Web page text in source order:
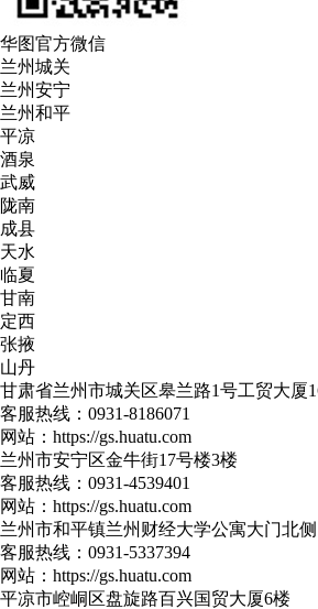
华图官方微信
兰州城关
兰州安宁
兰州和平
平凉
酒泉
武威
陇南
成县
天水
临夏
甘南
定西
张掖
山丹
甘肃省兰州市城关区皋兰路1号工贸大厦
客服热线： 0931-8186071
网站： https://gs.huatu.com
兰州市安宁区金牛街17号楼3楼
客服热线： 0931-4539401
网站： https://gs.huatu.com
兰州市和平镇兰州财经大学公寓大门北
客服热线： 0931-5337394
网站： https://gs.huatu.com
平凉市崆峒区盘旋路百兴国贸大厦6楼